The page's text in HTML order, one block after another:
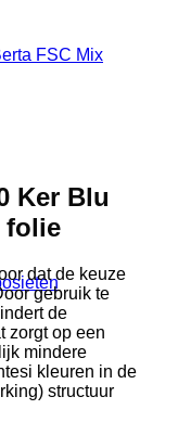
Ker Blu
folie
dat de keuze
gebruik te
de
zorgt op een
mindere
kleuren in de
structuur